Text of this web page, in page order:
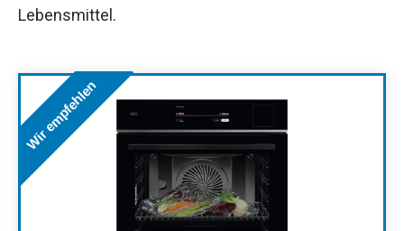
Lebensmittel.
Wir empfehlen